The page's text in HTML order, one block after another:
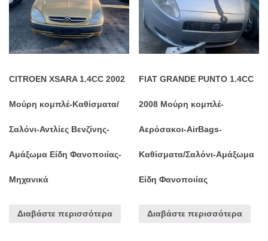
CITROEN XSARA 1.4CC 2002
Μούρη κομπλέ-Καθίσματα/
Σαλόνι-Αντλίες Βενζίνης-
Αμάξωμα Είδη Φανοποιίας-
Μηχανικά
Διαβάστε περισσότερα
FIAT GRANDE PUNTO 1.4CC
2008 Μούρη κομπλέ-
Αερόσακοι-AirBags-
Καθίσματα/Σαλόνι-Αμάξωμα
Είδη Φανοποιίας
Διαβάστε περισσότερα